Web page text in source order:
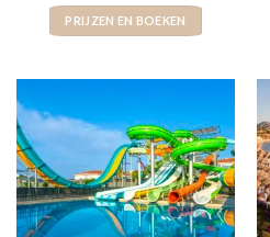
PRIJZEN EN BOEKEN